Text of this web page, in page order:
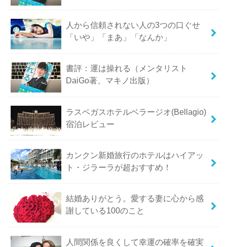
人から信頼されない人の3つの口ぐせ
「いや」「まあ」「なんか」
書評：運は操れる（メンタリスト
DaiGo著、マキノ出版）
ラスベガスホテルベラージオ(Bellagio)
宿泊レビュー
カンクン新婚旅行のホテルはハイアッ
ト・ジラーラが超おすすめ！
結婚ありがとう。愛する妻に心から感
謝している100のこと
人間関係を良くして幸運の確率を確実